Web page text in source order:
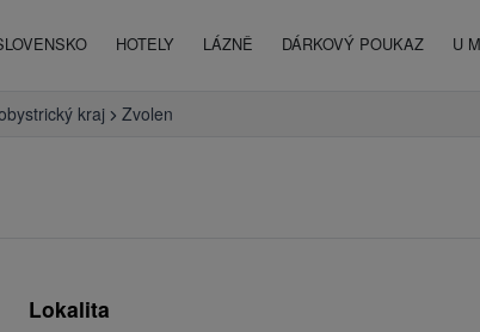
HOTELY LÁZNĚ DÁRKOVÝ POUKAZ U
kraj Zvolen
Lokalita